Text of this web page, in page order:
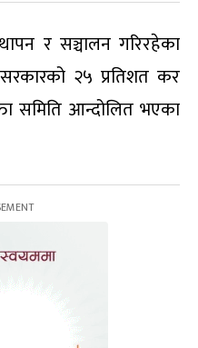
र सञ्चालन गरिरहेका
२५ प्रतिशत कर
समिति आन्दोलित भएका